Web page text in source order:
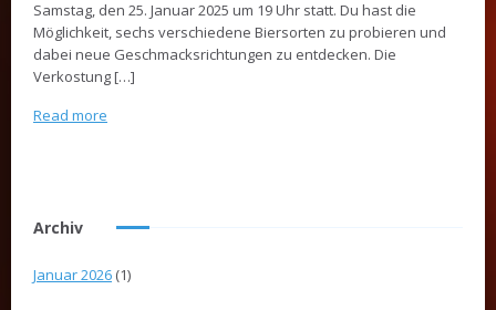
Samstag, den 25. Januar 2025 um 19 Uhr statt. Du hast die
Möglichkeit, sechs verschiedene Biersorten zu probieren und
dabei neue Geschmacksrichtungen zu entdecken. Die
Verkostung […]
Read more
Archiv
Januar 2026 (1)